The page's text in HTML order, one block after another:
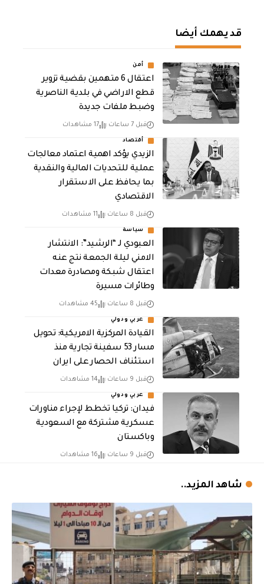
قد يهمك أيضا
أمن
اعتقال 6 متهمين بقضية تزوير
قطع الاراضي في بلدية الناصرية
وضبط ملفات جديدة
قبل 7 ساعات 17 مشاهدات
أقتصاد
الزيدي يؤكد اهمية اعتماد معالجات
عملية للتحديات المالية والنقدية
بما يحافظ على الاستقرار
الاقتصادي
قبل 8 ساعات 11 مشاهدات
سياسة
العبودي لـ “الرشيد”: الانتشار
الامني ليلة الجمعة نتج عنه
اعتقال شبكة ومصادرة معدات
وطائرات مسيرة
قبل 8 ساعات 45 مشاهدات
عربي ودولي
القيادة المركزية الامريكية: تحويل
مسار 53 سفينة تجارية منذ
استئناف الحصار على ايران
قبل 9 ساعات 14 مشاهدات
عربي ودولي
فيدان: تركيا تخطط لإجراء مناورات
عسكرية مشتركة مع السعودية
وباكستان
قبل 9 ساعات 16 مشاهدات
شاهد المزيد..